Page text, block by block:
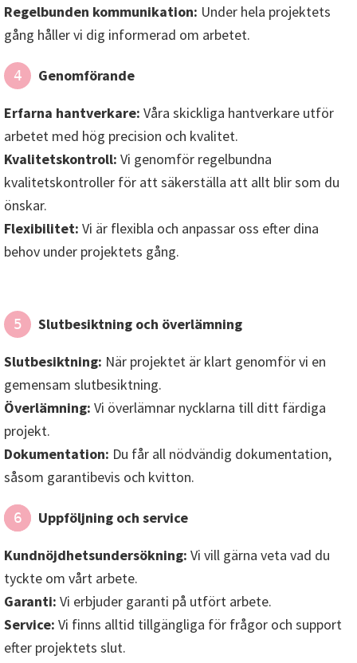
Regelbunden kommunikation: Under hela projektets
gång håller vi dig informerad om arbetet.
4 Genomförande
Erfarna hantverkare: Våra skickliga hantverkare utför
arbetet med hög precision och kvalitet.
Kvalitetskontroll: Vi genomför regelbundna
kvalitetskontroller för att säkerställa att allt blir som du
önskar.
Flexibilitet: Vi är flexibla och anpassar oss efter dina
behov under projektets gång.
5 Slutbesiktning och överlämning
Slutbesiktning: När projektet är klart genomför vi en
gemensam slutbesiktning.
Överlämning: Vi överlämnar nycklarna till ditt färdiga
projekt.
Dokumentation: Du får all nödvändig dokumentation,
såsom garantibevis och kvitton.
6 Uppföljning och service
Kundnöjdhetsundersökning: Vi vill gärna veta vad du
tyckte om vårt arbete.
Garanti: Vi erbjuder garanti på utfört arbete.
Service: Vi finns alltid tillgängliga för frågor och support
efter projektets slut.